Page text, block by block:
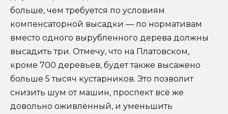
больше, чем требуется по условиям
компенсаторной высадки — по нормативам
вместо одного вырубленного дерева должны
высадить три. Отмечу, что на Платовском,
кроме 700 деревьев, будет также высажено
больше 5 тысяч кустарников. Это позволит
снизить шум от машин, проспект всё же
довольно оживлённый, и уменьшить